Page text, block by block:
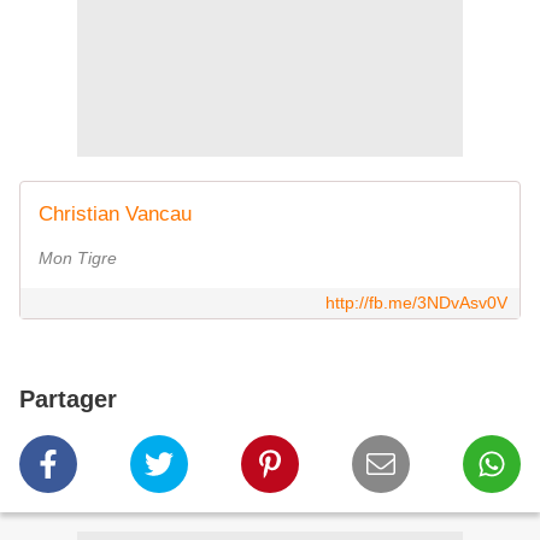
Christian Vancau
Mon Tigre
http://fb.me/3NDvAsv0V
Partager